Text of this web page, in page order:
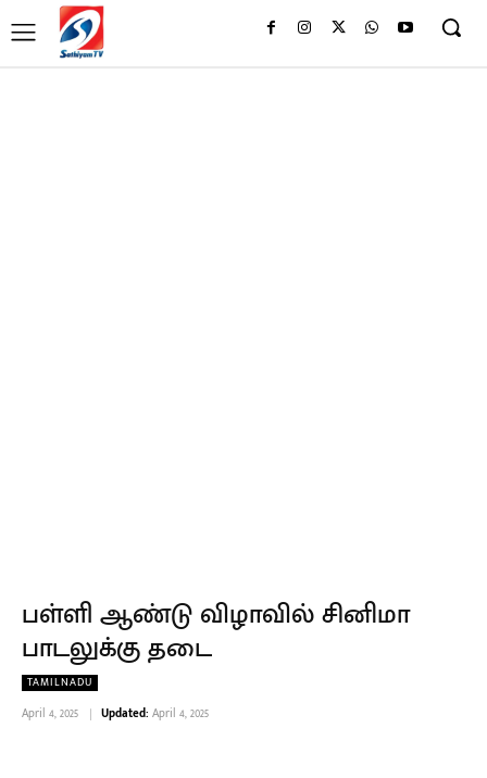
பள்ளி ஆண்டு விழாவில் சினிமா
பாடலுக்கு தடை
TAMILNADU
April 4, 2025 Updated: April 4, 2025